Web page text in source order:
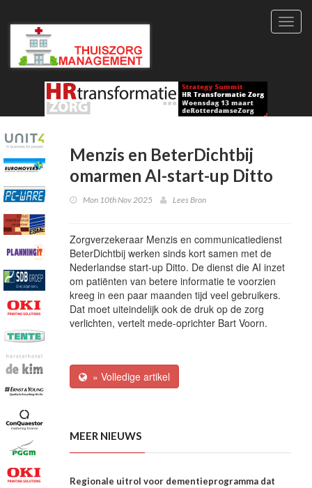
Menzis en BeterDichtbij
omarmen AI-start-up Ditto
Mon 10th Nov 2025 Lees Bron
Zorgverzekeraar Menzis en communicatiedienst
BeterDichtbij werken sinds kort samen met de
Nederlandse start-up Ditto. De dienst die AI inzet
om patiënten van betere informatie te voorzien
kreeg in een paar maanden tijd veel gebruikers.
Dat moet uiteindelijk ook de druk op de zorg
verlichten, vertelt mede-oprichter Bart Voorn.
» Volledige artikel
MEER NIEUWS
Regionale uitrol voor dementieprogramma dat